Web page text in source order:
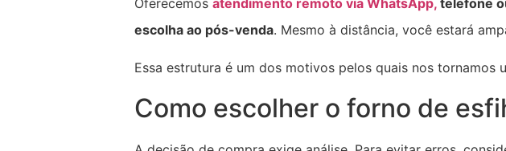
escolha ao pós-venda. Mesmo à distância, você estará
Essa estrutura é um dos motivos pelos quais nos tornamos
Como escolher o forno de